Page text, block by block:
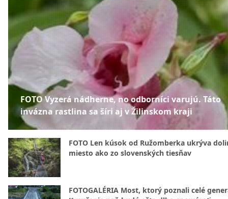
FOTO Vyzerá nádherne, no odborníci varujú. Táto
invázna rastlina sa šíri aj v Žilinskom kraji
FOTO Len kúsok od Ružomberka ukrýva
miesto ako zo slovenských tiesňav
FOTOGALÉRIA Most, ktorý poznali celé